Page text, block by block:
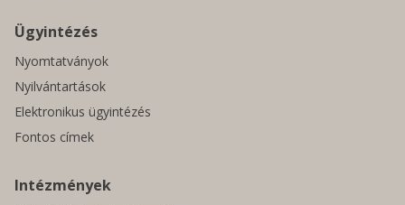
Ügyintézés
Nyomtatványok
Nyilvántartások
Elektronikus ügyintézés
Fontos címek
Intézmények